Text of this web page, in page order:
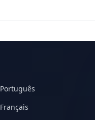
Português
Français